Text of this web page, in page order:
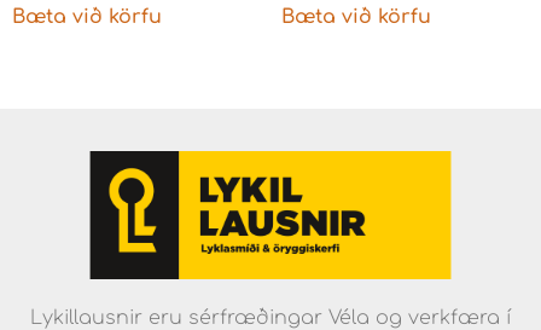
Bæta við körfu Bæta við körfu
Lykillausnir eru sérfræðingar Véla og verkfæra í